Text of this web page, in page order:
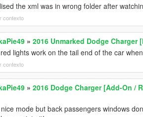
the xml was in wrong folder after
contexto
» 2016 Unmarked Dodge Charger
lights work on the tail end of the car
contexto
» 2016 Dodge Charger [Add-On /
mode but back passengers windows